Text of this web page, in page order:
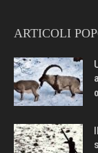
ARTICOLI